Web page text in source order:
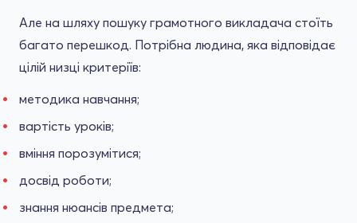
Але на шляху пошуку грамотного викладача стоїть
багато перешкод. Потрібна людина, яка відповідає
цілій низці критеріїв:
методика навчання;
вартість уроків;
вміння порозумітися;
досвід роботи;
знання нюансів предмета;